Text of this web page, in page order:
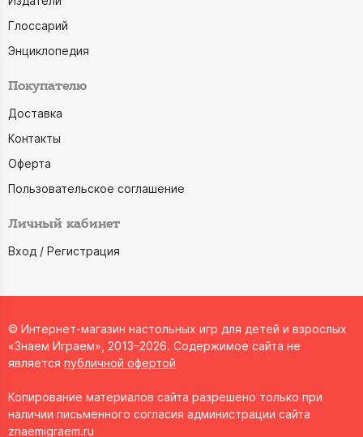
Глоссарий
Энциклопедия
Покупателю
Доставка
Контакты
Оферта
Пользовательское соглашение
Личный кабинет
Вход / Регистрация
© Интернет-магазин настольных игр для детей и взрослых
«Знаем Играем», 2013–2026. Содержимое сайта не
является публичной офертой
Копирование материалов сайта разрешено только при
наличии письменного согласия администрации сайта
znaemigraem.ru